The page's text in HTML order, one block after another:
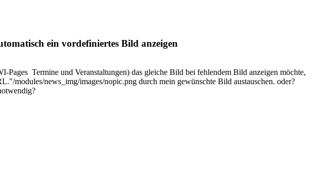
ein vordefiniertes Bild anzeigen
Pages Termine und Veranstaltungen) das gleiche Bild bei fehlendem Bild anzeigen möchte,
modules/news_img/images/nopic.png durch mein gewünschte Bild austauschen. oder?